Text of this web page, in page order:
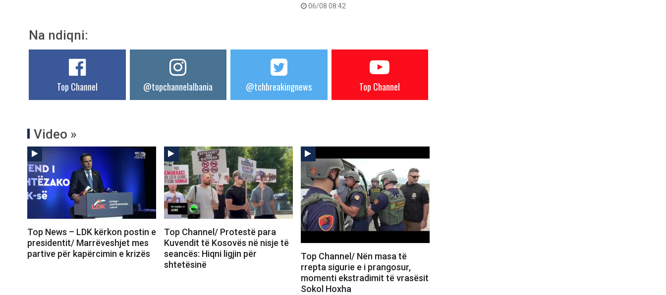
06/08 08:42
Na ndiqni:
Top Channel @topchannelalbania @tchbreakingnews Top Channel
Video »
Top News – LDK kërkon postin e
presidentit/ Marrëveshjet mes
partive për kapërcimin e krizës
Top Channel/ Protestë para
Kuvendit të Kosovës në nisje të
seancës: Hiqni ligjin për
shtetësinë
Top Channel/ Nën masa të
rrepta sigurie e i prangosur,
momenti ekstradimit të vrasësit
Sokol Hoxha